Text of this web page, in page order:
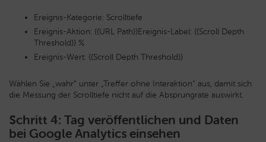
Ereignis-Kategorie: Scrolltiefe
Ereignis-Aktion: {{URL Path}}Ereignis-Label: {{Scroll Depth
Threshold}} %
Ereignis-Wert: {{Scroll Depth Threshold}}
Wählen Sie „wahr“ unter „Treffer ohne Interaktion“ aus, damit sich
die Messung der Scrolltiefe nicht auf die Absprungrate auswirkt.
Schritt 4: Tag veröffentlichen und Daten
bei Google Analytics einsehen